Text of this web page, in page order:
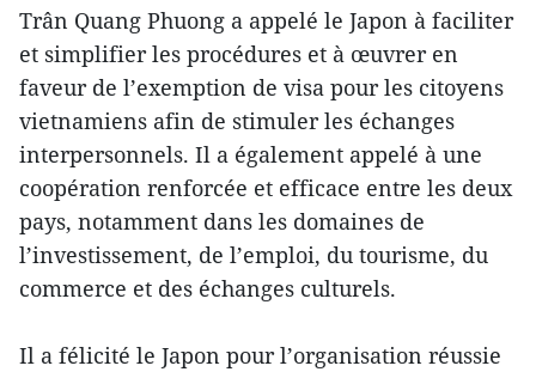
Trân Quang Phuong a appelé le Japon à faciliter
et simplifier les procédures et à œuvrer en
faveur de l’exemption de visa pour les citoyens
vietnamiens afin de stimuler les échanges
interpersonnels. Il a également appelé à une
coopération renforcée et efficace entre les deux
pays, notamment dans les domaines de
l’investissement, de l’emploi, du tourisme, du
commerce et des échanges culturels.
Il a félicité le Japon pour l’organisation réussie